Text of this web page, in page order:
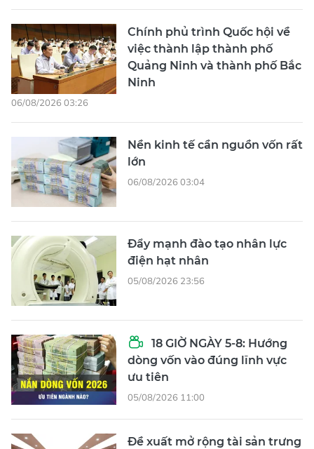
Chính phủ trình Quốc hội về
việc thành lập thành phố
Quảng Ninh và thành phố Bắc
Ninh
06/08/2026 03:26
Nền kinh tế cần nguồn vốn rất
lớn
06/08/2026 03:04
Đẩy mạnh đào tạo nhân lực
điện hạt nhân
05/08/2026 23:56
18 GIỜ NGÀY 5-8: Hướng
dòng vốn vào đúng lĩnh vực
ưu tiên
05/08/2026 11:00
Đề xuất mở rộng tài sản trưng